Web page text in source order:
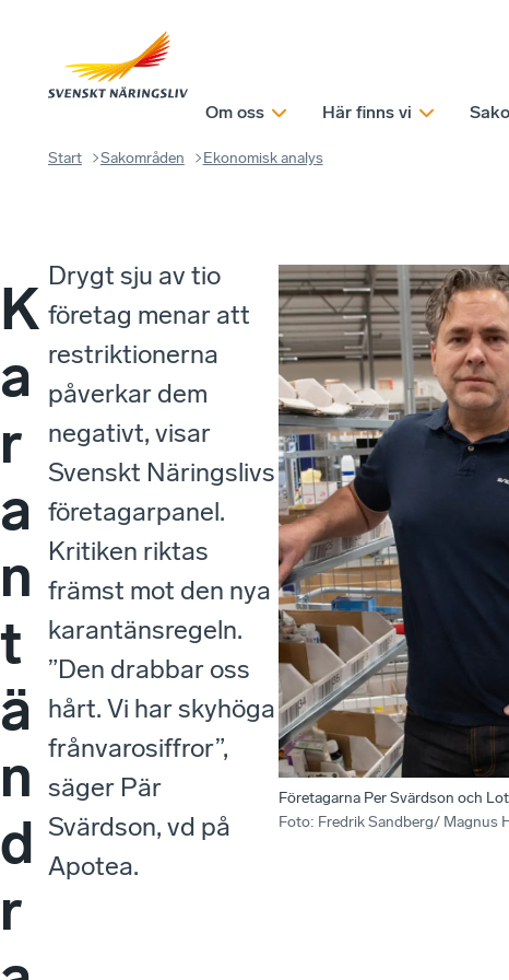
Om oss Här finns vi
Start Sakområden Ekonomisk analys
K
a
r
a
n
t
ä
n
d
r
Drygt sju av tio
företag menar att
restriktionerna
påverkar dem
negativt, visar
Svenskt Näringslivs
företagarpanel.
Kritiken riktas
främst mot den nya
karantänsregeln.
”Den drabbar oss
hårt. Vi har skyhöga
frånvarosiffror”,
säger Pär
Svärdson, vd på
Apotea.
Företagarna Per Svärdson och
Foto: Fredrik Sandberg/ Magnus